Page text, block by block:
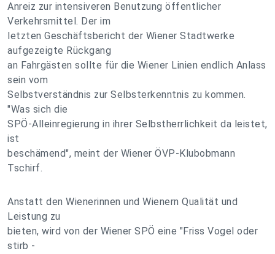
Anreiz zur intensiveren Benutzung öffentlicher
Verkehrsmittel. Der im
letzten Geschäftsbericht der Wiener Stadtwerke
aufgezeigte Rückgang
an Fahrgästen sollte für die Wiener Linien endlich Anlass
sein vom
Selbstverständnis zur Selbsterkenntnis zu kommen.
"Was sich die
SPÖ-Alleinregierung in ihrer Selbstherrlichkeit da leistet,
ist
beschämend", meint der Wiener ÖVP-Klubobmann
Tschirf.
Anstatt den Wienerinnen und Wienern Qualität und
Leistung zu
bieten, wird von der Wiener SPÖ eine "Friss Vogel oder
stirb -